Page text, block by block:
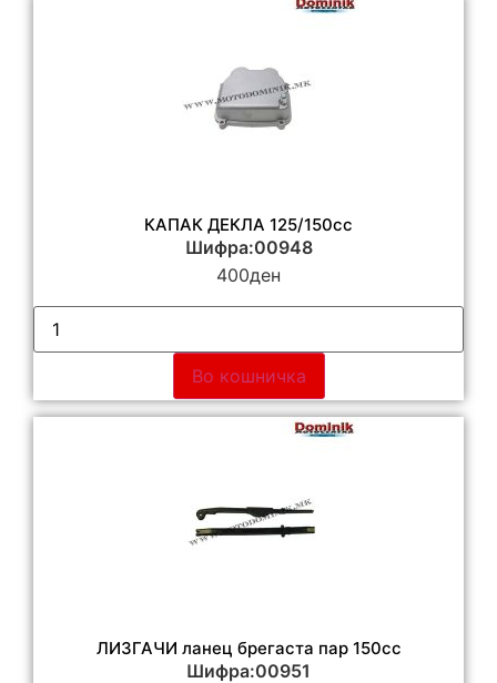
КАПАК ДЕКЛА 125/150cc
Шифра:00948
400ден
Во кошничка
ЛИЗГАЧИ ланец брегаста пар 150cc
Шифра:00951